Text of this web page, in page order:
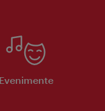
Evenimente